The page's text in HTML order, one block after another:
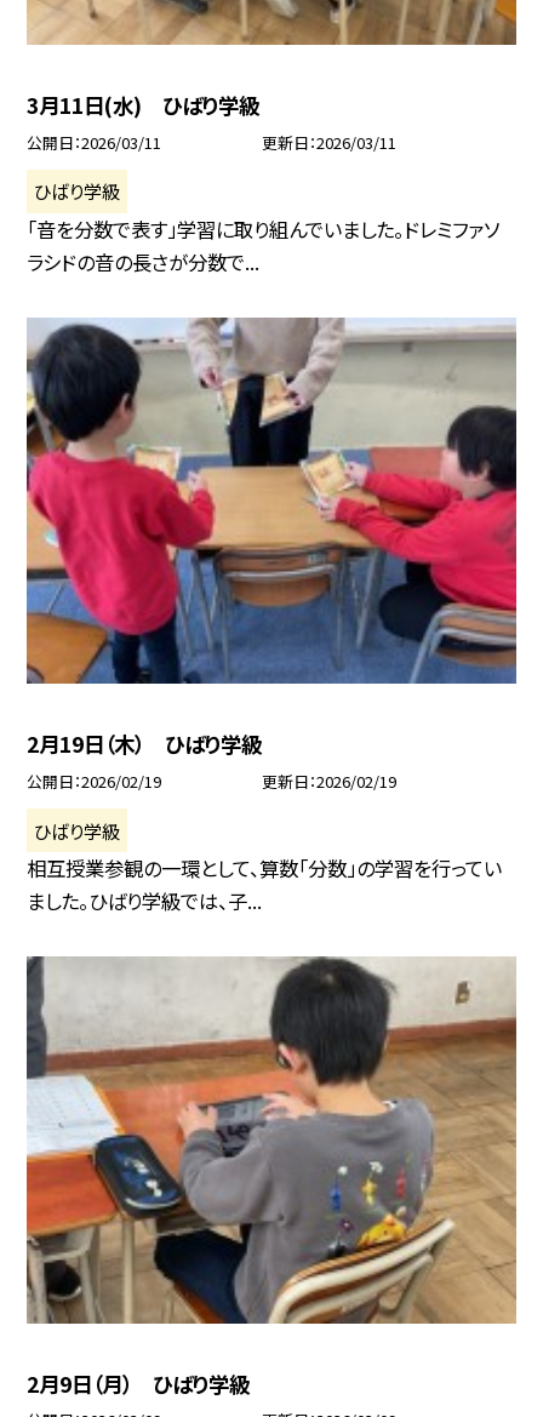
3月11日(水) ひばり学級
公開日 2026/03/11 更新日 2026/03/11
ひばり学級
「音を分数で表す」学習に取り組んでいました。ドレミファソ
ラシドの音の長さが分数で...
2月19日（木） ひばり学級
公開日 2026/02/19 更新日 2026/02/19
ひばり学級
相互授業参観の一環として、算数「分数」の学習を行ってい
ました。ひばり学級では、子...
2月9日（月） ひばり学級